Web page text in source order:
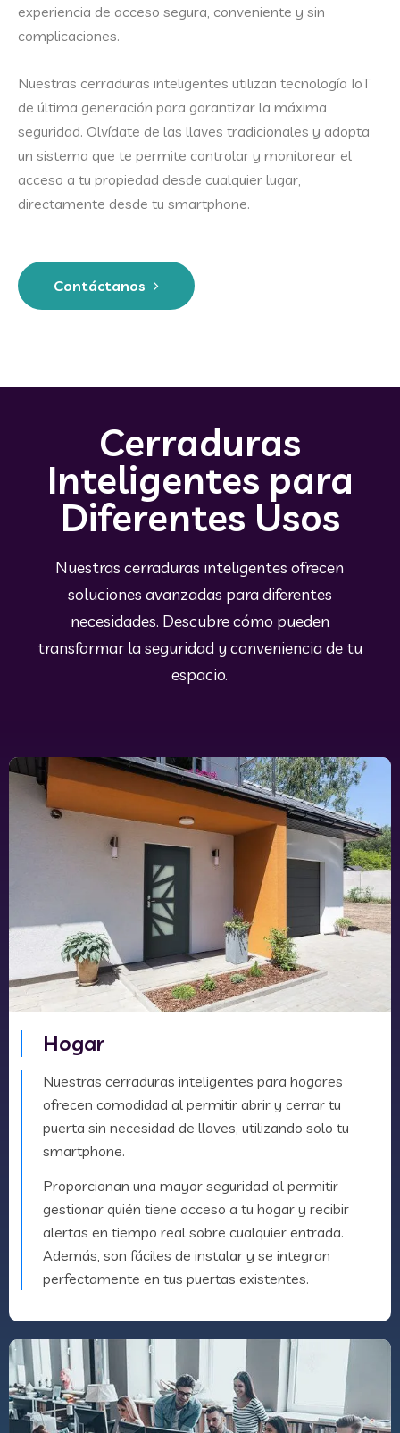
experiencia de acceso segura, conveniente y sin
complicaciones.
Nuestras cerraduras inteligentes utilizan tecnología IoT
de última generación para garantizar la máxima
seguridad. Olvídate de las llaves tradicionales y adopta
un sistema que te permite controlar y monitorear el
acceso a tu propiedad desde cualquier lugar,
directamente desde tu smartphone.
Contáctanos
Cerraduras
Inteligentes para
Diferentes Usos
Nuestras cerraduras inteligentes ofrecen
soluciones avanzadas para diferentes
necesidades. Descubre cómo pueden
transformar la seguridad y conveniencia de tu
espacio.
Hogar
Nuestras cerraduras inteligentes para hogares
ofrecen comodidad al permitir abrir y cerrar tu
puerta sin necesidad de llaves, utilizando solo tu
smartphone.
Proporcionan una mayor seguridad al permitir
gestionar quién tiene acceso a tu hogar y recibir
alertas en tiempo real sobre cualquier entrada.
Además, son fáciles de instalar y se integran
perfectamente en tus puertas existentes.